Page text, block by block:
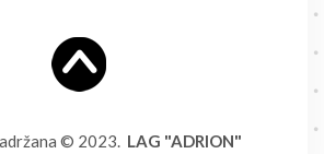
© 2023. LAG "ADRION"